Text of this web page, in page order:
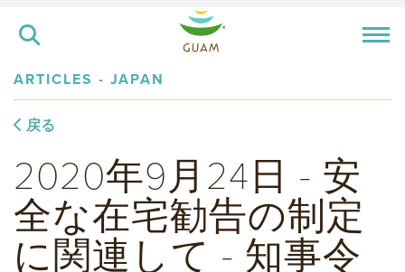
ARTICLES - JAPAN
戻る
2020年9月24日 - 安
全な在宅勧告の制定
に関連して - 知事令